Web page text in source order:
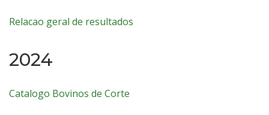
Relacao geral de resultados
2024
Catalogo Bovinos de Corte